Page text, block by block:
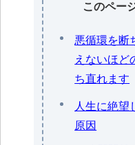
このペー
悪循環を断
えないほど
ち直れます
人生に絶望
原因